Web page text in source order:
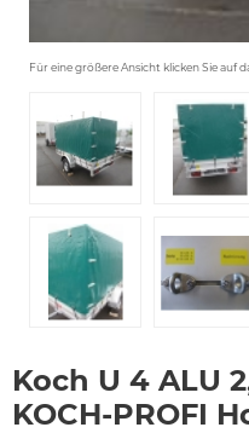
Für eine größere Ansicht klicken Sie auf
Koch U 4 ALU
KOCH-PROFI